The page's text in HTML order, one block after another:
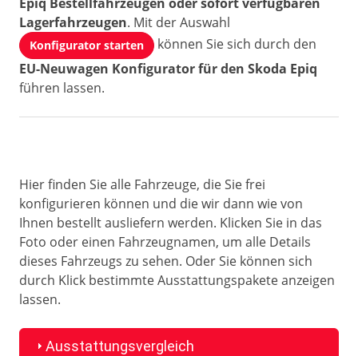
Lagerfahrzeugen. Mit der Auswahl
Konfigurator starten
können Sie sich durch den
EU-Neuwagen Konfigurator für den Skoda Epiq
führen lassen.
Hier finden Sie alle Fahrzeuge, die Sie frei
konfigurieren können und die wir dann wie von
Ihnen bestellt ausliefern werden. Klicken Sie in das
Foto oder einen Fahrzeugnamen, um alle Details
dieses Fahrzeugs zu sehen. Oder Sie können sich
durch Klick bestimmte Ausstattungspakete anzeigen
lassen.
Ausstattungsvergleich